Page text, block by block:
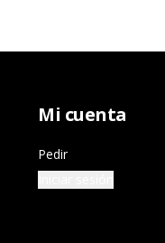
Mi cuenta
Pedir